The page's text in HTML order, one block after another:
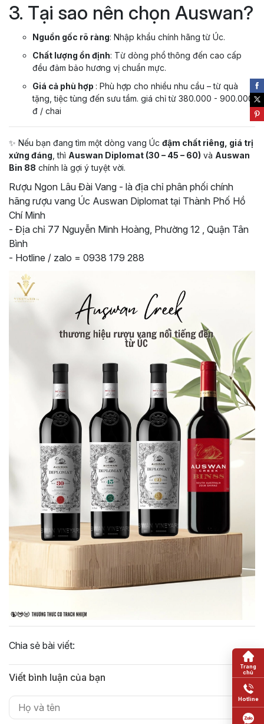
3. Tại sao nên chọn Auswan?
Nguồn gốc rõ ràng: Nhập khẩu chính hãng từ Úc.
Chất lượng ổn định: Từ dòng phổ thông đến cao cấp
đều đảm bảo hương vị chuẩn mực.
Giá cả phù hợp : Phù hợp cho nhiều nhu cầu – từ quà
tặng, tiệc tùng đến sưu tầm. giá chỉ từ 380.000 - 900.000
đ / chai
✨ Nếu bạn đang tìm một dòng vang Úc đậm chất riêng, giá trị
xứng đáng , thì Auswan Diplomat (30 – 45 – 60) và Auswan
Bin 88 chính là gợi ý tuyệt vời.
Rượu Ngon Lâu Đài Vang - là địa chỉ phân phối chính
hãng rượu vang Úc Auswan Diplomat tại Thành Phố Hồ
Chí Minh
- Địa chỉ 77 Nguyễn Minh Hoàng, Phường 12 , Quận Tân
Bình
- Hotline / zalo = 0938 179 288
Chia sẻ bài viết:
Viết bình luận của bạn